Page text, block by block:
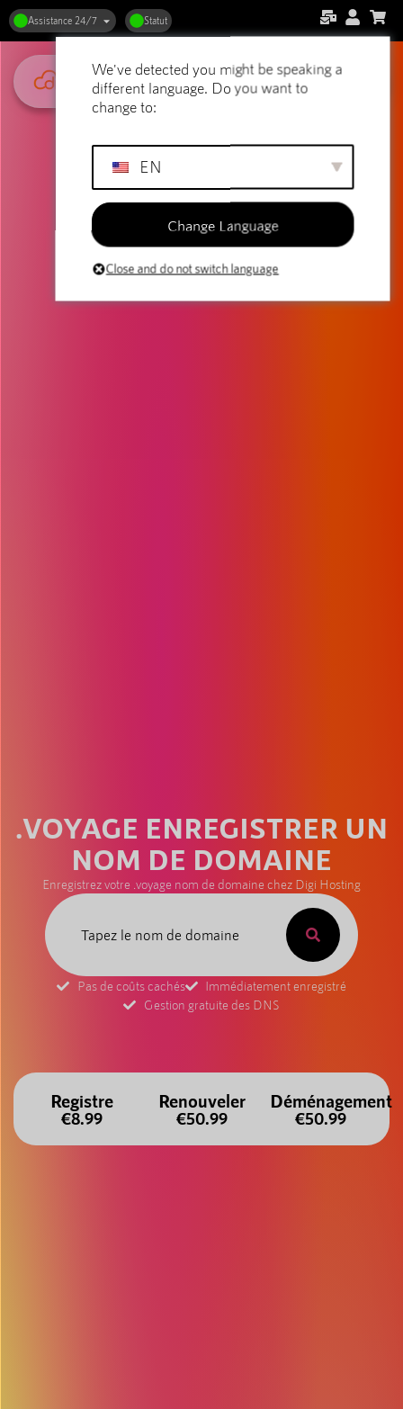
Assistance 24/7 Statut
.VOYAGE ENREGISTRER UN
NOM DE DOMAINE
Enregistrez votre .voyage nom de domaine chez Digi Hosting
Pas de coûts cachés
Immédiatement enregistré
Gestion gratuite des DNS
Registre
€8.99
Renouveler
€50.99
Déménagement
€50.99
We've detected you might be speaking a
different language. Do you want to
change to:
EN
Change Language
Close and do not switch language